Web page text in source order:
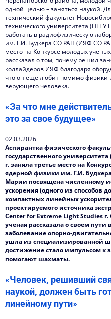
одной целью – заняться наукой.
технический факультет
технического университета
работать в радиофизическую
им. Г.И. Будкера СО РАН (ИЯФ СО
место на Конкурсе молодых
рассказал о том, почему решил
коллайдеров ИЯФ благодаря
что он еще любит помимо физики
верующего человека.
«За что мне
это за свое будущее»
02.03.2026
Аспирантка физического
государственного
г. заняла третье место на
ядерной физики им. Г.И.
Марии посвящена численному
ускорения (одного из способов
компактных линейных
проектируемого источника
Center for Extreme Light Studies
ученая рассказала о своем пути
заболевание опорно-
ушла из специализированной
достижение стало импульсом
помогают шахматы.
«Человек, решивший
наукой, должен быть
линейному пути»